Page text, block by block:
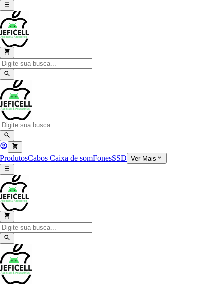
ProdutosCabos Caixa de somFonesSSD Ver Mais